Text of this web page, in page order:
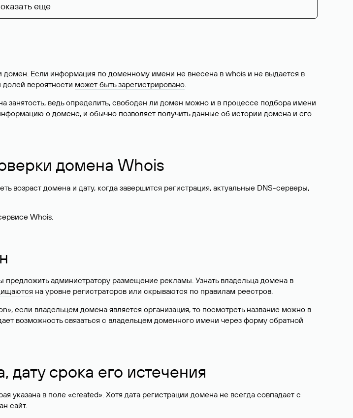
еще
Если информация по доменному имени не внесена в whois и не выдается в
вероятности может быть зарегистрировано.
занятость, ведь определить, свободен ли домен можно и в процессе подбора имени
о домене, и обычно позволяет получить данные об истории домена и его
домена Whois
возраст домена и дату, когда завершится регистрация, актуальные DNS-серверы,
Whois.
предложить администратору размещение рекламы. Узнать владельца домена в
на уровне регистраторов или скрываются по правилам реестров.
если владельцем домена является организация, то посмотреть название можно в
возможность связаться с владельцем доменного имени через форму обратной
дату срока его истечения
указана в поле «created». Хотя дата регистрации домена не всегда совпадает с
сайт.